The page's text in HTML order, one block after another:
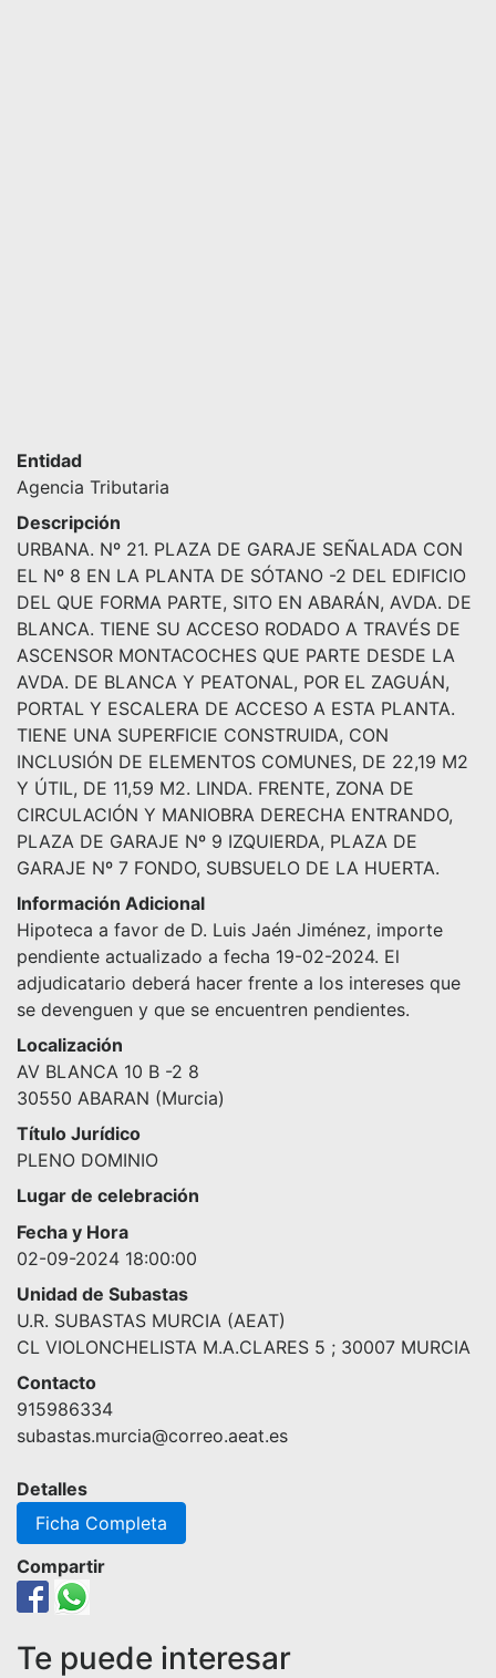
Entidad
Agencia Tributaria
Descripción
URBANA. Nº 21. PLAZA DE GARAJE SEÑALADA CON
EL Nº 8 EN LA PLANTA DE SÓTANO -2 DEL EDIFICIO
DEL QUE FORMA PARTE, SITO EN ABARÁN, AVDA. DE
BLANCA. TIENE SU ACCESO RODADO A TRAVÉS DE
ASCENSOR MONTACOCHES QUE PARTE DESDE LA
AVDA. DE BLANCA Y PEATONAL, POR EL ZAGUÁN,
PORTAL Y ESCALERA DE ACCESO A ESTA PLANTA.
TIENE UNA SUPERFICIE CONSTRUIDA, CON
INCLUSIÓN DE ELEMENTOS COMUNES, DE 22,19 M2
Y ÚTIL, DE 11,59 M2. LINDA. FRENTE, ZONA DE
CIRCULACIÓN Y MANIOBRA DERECHA ENTRANDO,
PLAZA DE GARAJE Nº 9 IZQUIERDA, PLAZA DE
GARAJE Nº 7 FONDO, SUBSUELO DE LA HUERTA.
Información Adicional
Hipoteca a favor de D. Luis Jaén Jiménez, importe
pendiente actualizado a fecha 19-02-2024. El
adjudicatario deberá hacer frente a los intereses que
se devenguen y que se encuentren pendientes.
Localización
AV BLANCA 10 B -2 8
30550 ABARAN (Murcia)
Título Jurídico
PLENO DOMINIO
Lugar de celebración
Fecha y Hora
02-09-2024 18:00:00
Unidad de Subastas
U.R. SUBASTAS MURCIA (AEAT)
CL VIOLONCHELISTA M.A.CLARES 5 ; 30007 MURCIA
Contacto
915986334
subastas.murcia@correo.aeat.es
Detalles
Ficha Completa
Compartir
Te puede interesar